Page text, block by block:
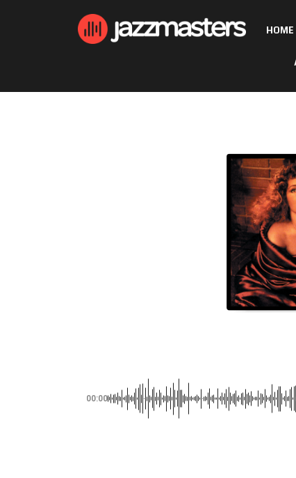
HOME
00:00